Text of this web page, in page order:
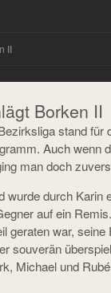
II
Borken II
stand für
Auch wenn
man doch
wurde durch Karin
auf ein
geraten war,
souverän
Michael und